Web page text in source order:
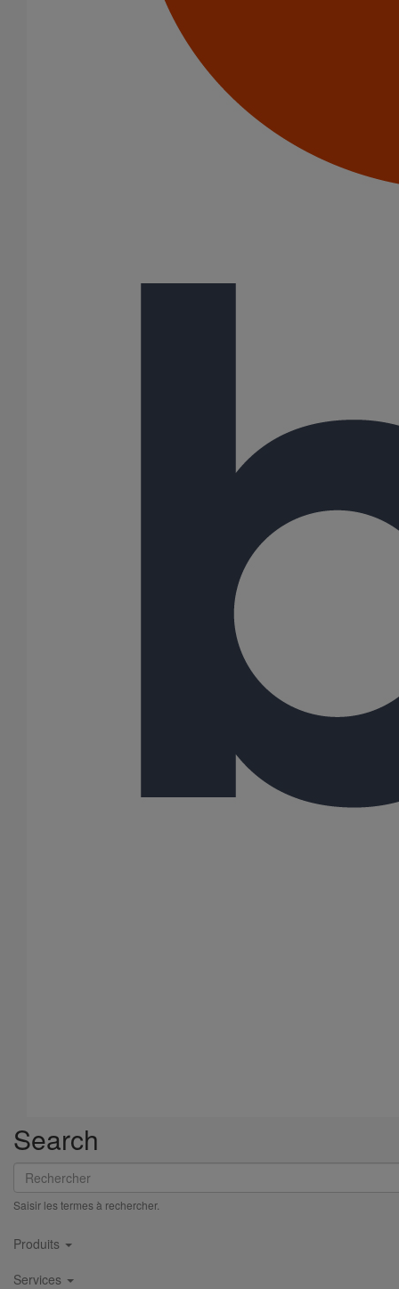
Search
Rechercher
Saisir les termes à rechercher.
Main
navigation
Produits
Services
Pièce de liaison avec les autres matériaux SMU S DN100
sur Pièce de liaison avec les autres matériaux
Bouchon simple SMU S DN300